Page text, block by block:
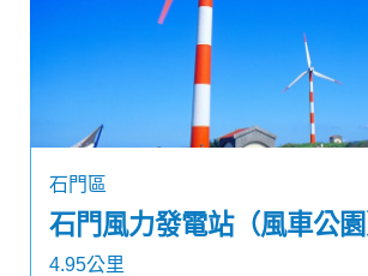
石門區
石門風力發電站（風車公園
4.95公里